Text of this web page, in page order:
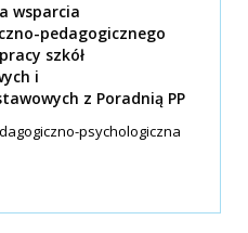
wsparcia
pedagogicznego
szkół
i
z Poradnią PP
psychologiczna